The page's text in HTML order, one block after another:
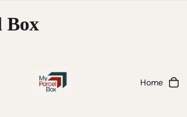
Box
Home